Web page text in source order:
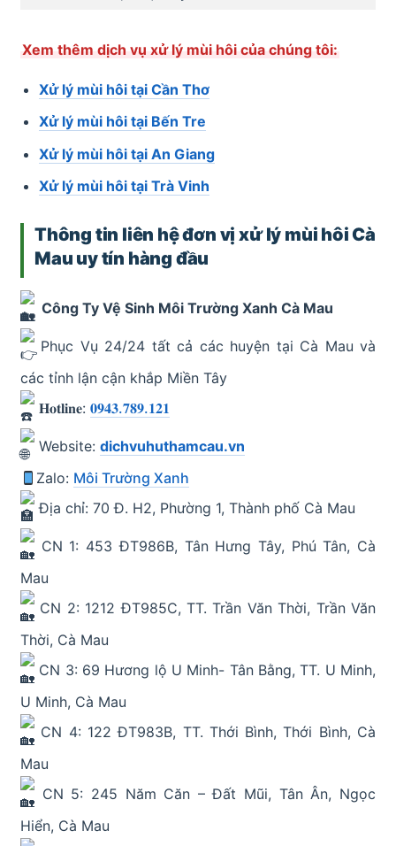
Xem thêm dịch vụ xử lý mùi hôi của chúng tôi:
Xử lý mùi hôi tại Cần Thơ
Xử lý mùi hôi tại Bến Tre
Xử lý mùi hôi tại An Giang
Xử lý mùi hôi tại Trà Vinh
Thông tin liên hệ đơn vị xử lý mùi hôi Cà
Mau uy tín hàng đầu
Công Ty Vệ Sinh Môi Trường Xanh Cà Mau
Phục Vụ 24/24 tất cả các huyện tại Cà Mau và
các tỉnh lận cận khắp Miền Tây
𝐇𝐨𝐭𝐥𝐢𝐧𝐞: 𝟎𝟗𝟒𝟑.𝟕𝟖𝟗.𝟏𝟐𝟏
Website: dichvuhuthamcau.vn
Zalo: Môi Trường Xanh
Địa chỉ: 70 Đ. H2, Phường 1, Thành phố Cà Mau
CN 1: 453 ĐT986B, Tân Hưng Tây, Phú Tân, Cà
Mau
CN 2: 1212 ĐT985C, TT. Trần Văn Thời, Trần Văn
Thời, Cà Mau
CN 3: 69 Hương lộ U Minh- Tân Bằng, TT. U Minh,
U Minh, Cà Mau
CN 4: 122 ĐT983B, TT. Thới Bình, Thới Bình, Cà
Mau
CN 5: 245 Năm Căn – Đất Mũi, Tân Ân, Ngọc
Hiển, Cà Mau